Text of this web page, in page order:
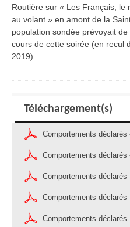
Routière sur « Les Français, le
au volant » en amont de la
population sondée prévoyait de
cours de cette soirée (en recul
2019).
Téléchargement(s)
Comportements déclarés
Comportements déclarés
Comportements déclarés
Comportements déclarés
Comportements déclarés